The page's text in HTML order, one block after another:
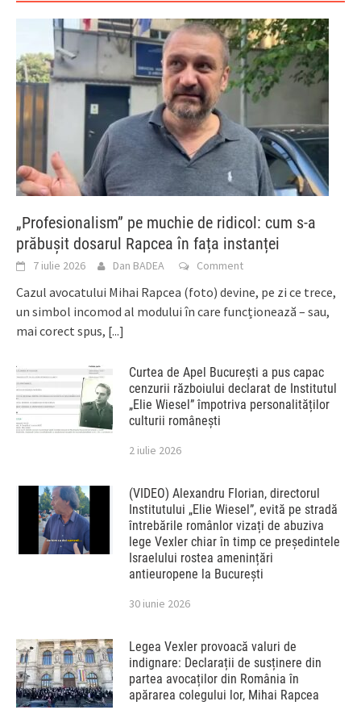
„Profesionalism” pe muchie de ridicol: cum s-a
prăbușit dosarul Rapcea în fața instanței
7 iulie 2026 Dan BADEA Comment
Cazul avocatului Mihai Rapcea (foto) devine, pe zi ce trece,
un simbol incomod al modului în care funcționează – sau,
mai corect spus, [...]
Curtea de Apel București a pus capac
cenzurii războiului declarat de Institutul
„Elie Wiesel” împotriva personalităților
culturii românești
2 iulie 2026
(VIDEO) Alexandru Florian, directorul
Institutului „Elie Wiesel”, evită pe stradă
întrebările românlor vizați de abuziva
lege Vexler chiar în timp ce președintele
Israelului rostea amenințări
antieuropene la București
30 iunie 2026
Legea Vexler provoacă valuri de
indignare: Declarații de susținere din
partea avocaților din România în
apărarea colegului lor, Mihai Rapcea